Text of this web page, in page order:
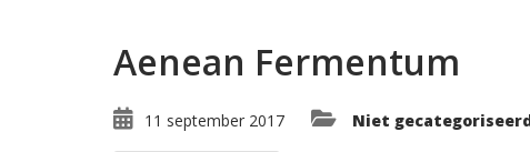
Aenean Fermentum
11 september 2017 Niet